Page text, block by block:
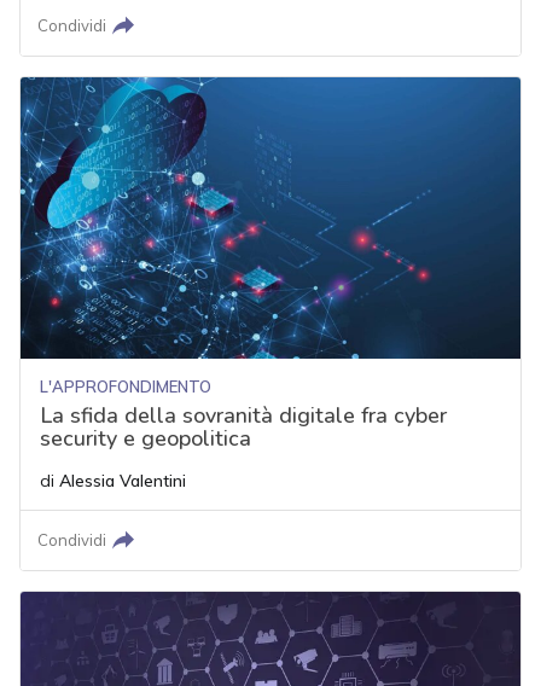
Condividi
L'APPROFONDIMENTO
La sfida della sovranità digitale fra cyber
security e geopolitica
di Alessia Valentini
Condividi